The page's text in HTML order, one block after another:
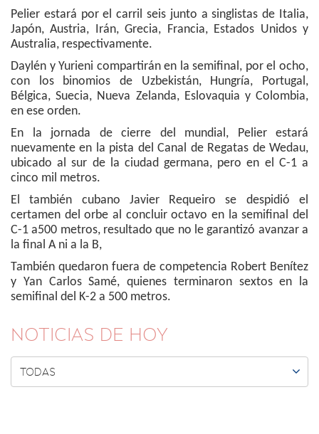
Pelier estará por el carril seis junto a singlistas de Italia,
Japón, Austria, Irán, Grecia, Francia, Estados Unidos y
Australia, respectivamente.
Daylén y Yurieni compartirán en la semifinal, por el ocho,
con los binomios de Uzbekistán, Hungría, Portugal,
Bélgica, Suecia, Nueva Zelanda, Eslovaquia y Colombia,
en ese orden.
En la jornada de cierre del mundial, Pelier estará
nuevamente en la pista del Canal de Regatas de Wedau,
ubicado al sur de la ciudad germana, pero en el C-1 a
cinco mil metros.
El también cubano Javier Requeiro se despidió el
certamen del orbe al concluir octavo en la semifinal del
C-1 a500 metros, resultado que no le garantizó avanzar a
la final A ni a la B,
También quedaron fuera de competencia Robert Benítez
y Yan Carlos Samé, quienes terminaron sextos en la
semifinal del K-2 a 500 metros.
NOTICIAS DE HOY
TODAS 